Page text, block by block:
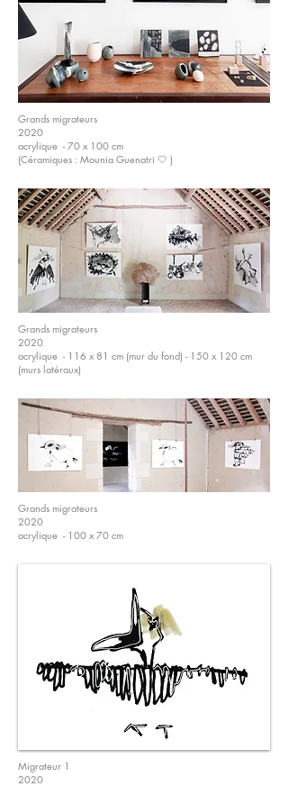
Grands migrateurs
2020
acrylique - 70 x 100 cm
(Céramiques : Mounia Guenatri 🤍 )
Grands migrateurs
2020
acrylique - 116 x 81 cm (mur du fond) - 150 x 120 cm
(murs latéraux)
Grands migrateurs
2020
acrylique - 100 x 70 cm
Migrateur 1
2020